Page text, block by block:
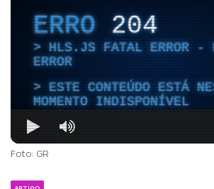
ERRO204
HLS.JS FATAL ERROR -
ERROR
ESTE CONTEÚDO ESTÁ
MOMENTO INDISPONÍVEL
Foto: GR